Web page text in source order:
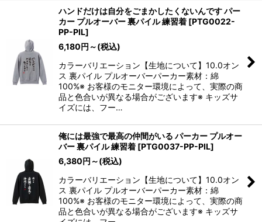
ハンドだけは自分をごまかしたくないんです パー
カー プルオーバー 裏パイル 練習着 [PTG0022-
PP-PIL]
6,180円 ～(税込)
カラーバリエーション【生地について】10.0オン
ス 裏パイル プルオーバーパーカー素材：綿
100%※ お客様のモニター環境によって、実際の商
品と色合いが異なる場合がございます※ キッズサ
イズには、フー…
俺には最強で最高の仲間がいる パーカー プルオー
バー 裏パイル 練習着 [PTG0037-PP-PIL]
6,380円 ～(税込)
カラーバリエーション【生地について】10.0オン
ス 裏パイル プルオーバーパーカー素材：綿
100%※ お客様のモニター環境によって、実際の商
品と色合いが異なる場合がございます※ キッズサ